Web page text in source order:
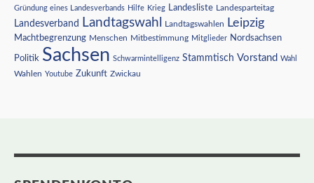
Gründung eines Landesverbands Hilfe Krieg Landesliste Landesparteitag
Landesverband Landtagswahl Landtagswahlen Leipzig
Machtbegrenzung Menschen Mitbestimmung Mitglieder Nordsachsen
Politik Sachsen Schwarmintelligenz Stammtisch Vorstand Wahl
Wahlen Youtube Zukunft Zwickau